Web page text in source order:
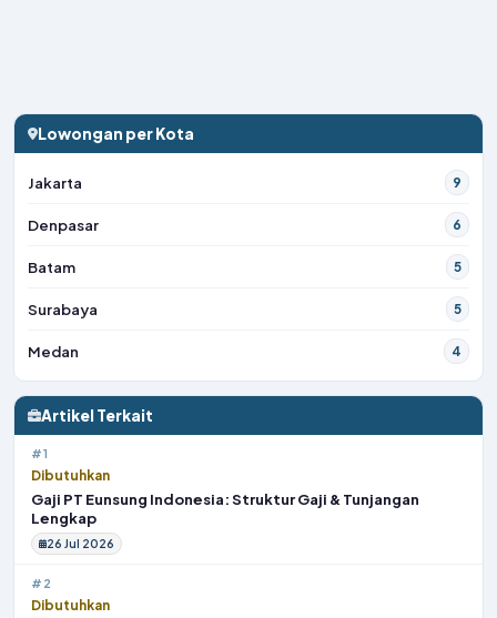
Lowongan per Kota
Jakarta 9
Denpasar 6
Batam 5
Surabaya 5
Medan 4
Artikel Terkait
#1
Dibutuhkan
Gaji PT Eunsung Indonesia: Struktur Gaji & Tunjangan
Lengkap
26 Jul 2026
#2
Dibutuhkan